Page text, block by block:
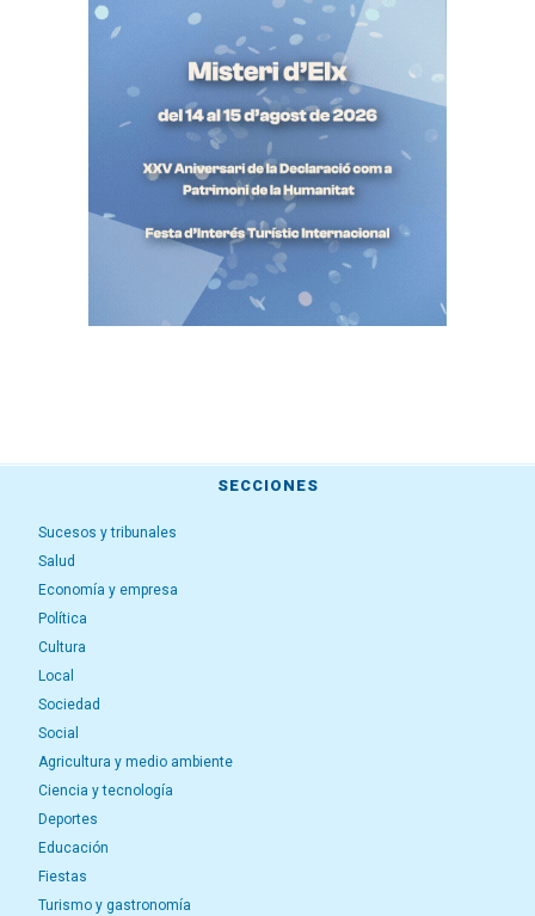
SECCIONES
Sucesos y tribunales
Salud
Economía y empresa
Política
Cultura
Local
Sociedad
Social
Agricultura y medio ambiente
Ciencia y tecnología
Deportes
Educación
Fiestas
Turismo y gastronomía